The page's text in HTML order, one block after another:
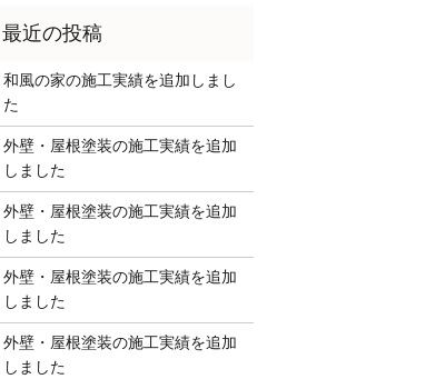
和風の家の施工実績を追加しまし
た
外壁・屋根塗装の施工実績を追加
しました
外壁・屋根塗装の施工実績を追加
しました
外壁・屋根塗装の施工実績を追加
しました
外壁・屋根塗装の施工実績を追加
しました